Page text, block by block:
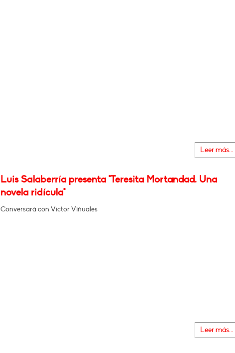
Leer más...
Luis Salaberría presenta "Teresita Mortandad. Una
novela ridícula"
Conversará con Víctor Viñuales
Leer más...